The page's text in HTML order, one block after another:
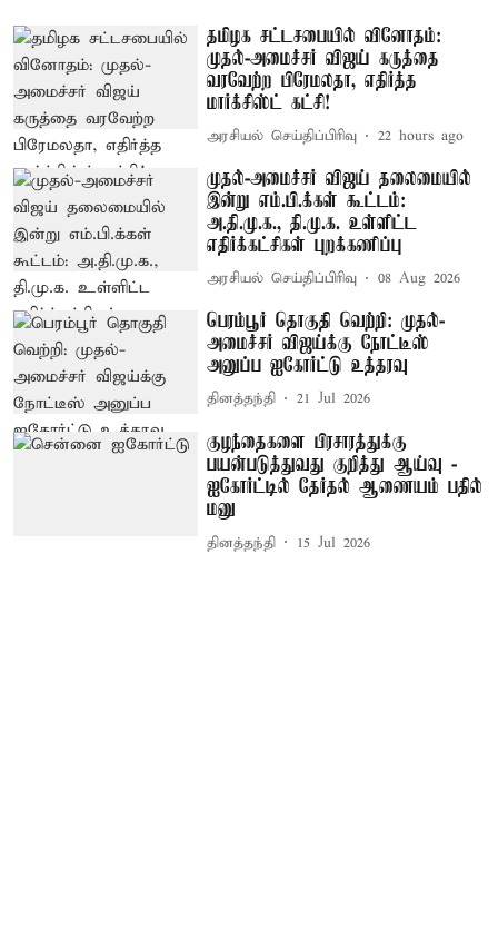
தமிழக சட்டசபையில் வினோதம்:
முதல்-அமைச்சர் விஜய் கருத்தை
வரவேற்ற பிரேமலதா, எதிர்த்த
மார்க்சிஸ்ட் கட்சி!
அரசியல் செய்திப்பிரிவு 22 hours ago
முதல்-அமைச்சர் விஜய் தலைமையில்
இன்று எம்.பி.க்கள் கூட்டம்:
அ.தி.மு.க., தி.மு.க. உள்ளிட்ட
எதிர்க்கட்சிகள் புறக்கணிப்பு
அரசியல் செய்திப்பிரிவு 08 Aug 2026
பெரம்பூர் தொகுதி வெற்றி: முதல்-
அமைச்சர் விஜய்க்கு நோட்டீஸ்
அனுப்ப ஐகோர்ட்டு உத்தரவு
தினத்தந்தி 21 Jul 2026
குழந்தைகளை பிரசாரத்துக்கு
பயன்படுத்துவது குறித்து ஆய்வு -
ஐகோர்ட்டில் தேர்தல் ஆணையம் பதில்
மனு
தினத்தந்தி 15 Jul 2026